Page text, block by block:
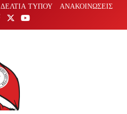
ΔΕΛΤΙΑ ΤΥΠΟΥ ΑΝΑΚΟΙΝΩΣΕΙΣ